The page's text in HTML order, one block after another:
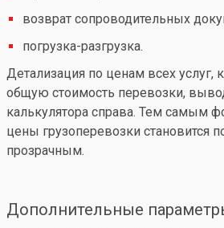
возврат сопроводительных
погрузка-разгрузка.
Детализация по ценам всех
общую стоимость перевозки,
калькулятора справа. Тем самым
цены грузоперевозки становится
прозрачным.
Дополнительные